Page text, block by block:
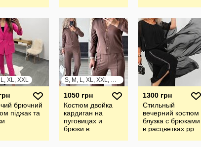
XL, XXL
брючний
піджак та
S, M, L, XL, XXL, XXXL
1050 грн
Костюм двойка
кардиган на
пуговицах и
брюки в
1300 грн
Стильный
вечерний костюм
блузка с брюками
в расцветках рр